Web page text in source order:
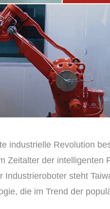
industrielle Revolution
Zeitalter der intelligenten
Industrieroboter steht
die im Trend der